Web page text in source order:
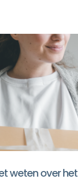
weten over het